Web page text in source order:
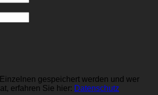
gespeichert werden und wer
erfahren Sie hier: Datenschutz